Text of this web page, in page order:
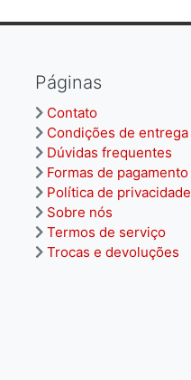
Páginas
Contato
Condições de entrega
Dúvidas frequentes
Formas de pagamento
Política de privacidade
Sobre nós
Termos de serviço
Trocas e devoluções